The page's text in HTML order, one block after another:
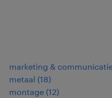
marketing &
metaal (18)
montage (12)